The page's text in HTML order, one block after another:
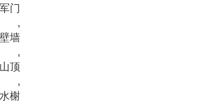
门
,
墙
,
顶
,
水榭